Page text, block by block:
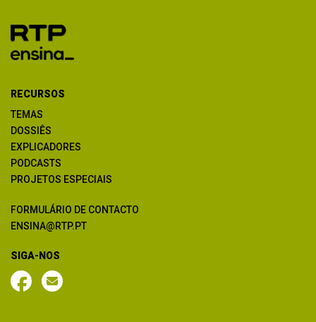
RECURSOS
TEMAS
DOSSIÊS
EXPLICADORES
PODCASTS
PROJETOS ESPECIAIS
FORMULÁRIO DE CONTACTO
ENSINA@RTP.PT
SIGA-NOS